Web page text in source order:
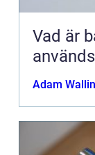
Vad är
Adam Wallin